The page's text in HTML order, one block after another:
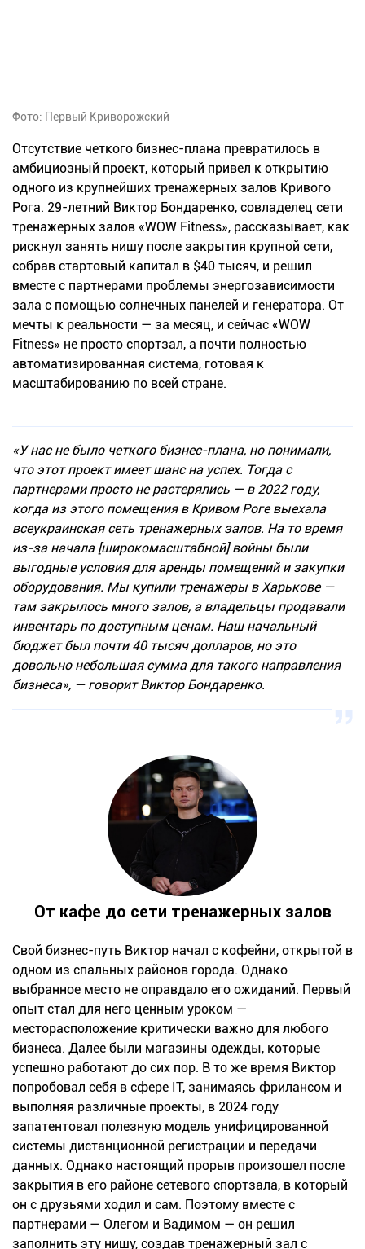
Фото: Первый Криворожский
Отсутствие четкого бизнес-плана превратилось в
амбициозный проект, который привел к открытию
одного из крупнейших тренажерных залов Кривого
Рога. 29-летний Виктор Бондаренко, совладелец сети
тренажерных залов «WOW Fitness», рассказывает, как
рискнул занять нишу после закрытия крупной сети,
собрав стартовый капитал в $40 тысяч, и решил
вместе с партнерами проблемы энергозависимости
зала с помощью солнечных панелей и генератора. От
мечты к реальности — за месяц, и сейчас «WOW
Fitness» не просто спортзал, а почти полностью
автоматизированная система, готовая к
масштабированию по всей стране.
«У нас не было четкого бизнес-плана, но понимали,
что этот проект имеет шанс на успех. Тогда с
партнерами просто не растерялись — в 2022 году,
когда из этого помещения в Кривом Роге выехала
всеукраинская сеть тренажерных залов. На то время
из-за начала [широкомасштабной] войны были
выгодные условия для аренды помещений и закупки
оборудования. Мы купили тренажеры в Харькове —
там закрылось много залов, а владельцы продавали
инвентарь по доступным ценам. Наш начальный
бюджет был почти 40 тысяч долларов, но это
довольно небольшая сумма для такого направления
бизнеса», — говорит Виктор Бондаренко.
От кафе до сети тренажерных залов
Свой бизнес-путь Виктор начал с кофейни, открытой в
одном из спальных районов города. Однако
выбранное место не оправдало его ожиданий. Первый
опыт стал для него ценным уроком —
месторасположение критически важно для любого
бизнеса. Далее были магазины одежды, которые
успешно работают до сих пор. В то же время Виктор
попробовал себя в сфере ІТ, занимаясь фрилансом и
выполняя различные проекты, в 2024 году
запатентовал полезную модель унифицированной
системы дистанционной регистрации и передачи
данных. Однако настоящий прорыв произошел после
закрытия в его районе сетевого спортзала, в который
он с друзьями ходил и сам. Поэтому вместе с
партнерами — Олегом и Вадимом — он решил
заполнить эту нишу, создав тренажерный зал с